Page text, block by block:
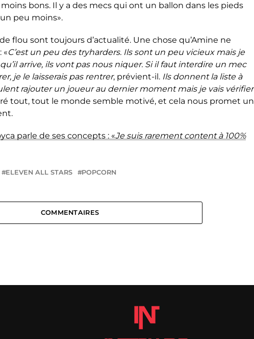
bons. Il y a des mecs qui ont un ballon dans les pieds
peu moins».
flou sont toujours d’actualité. Une chose qu’Amine ne
«C’est un peu des tryharders. Ils sont un peu vicieux mais je
arrive, ils vont pas nous niquer. Si il faut interdire un mec
je le laisserais pas rentrer, prévient-il. Ils donnent la liste à
rajouter un joueur au dernier moment mais je vais vérifier
tout, tout le monde semble motivé, et cela nous promet un
parle de ses concepts : «Je suis rarement content à 100%
ELEVEN ALL STARS POPCORN
COMMENTAIRES